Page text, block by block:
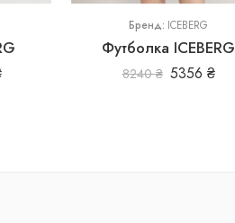
Бренд: ICEBERG
Футболка ICEBERG
8240₴ 5356 ₴